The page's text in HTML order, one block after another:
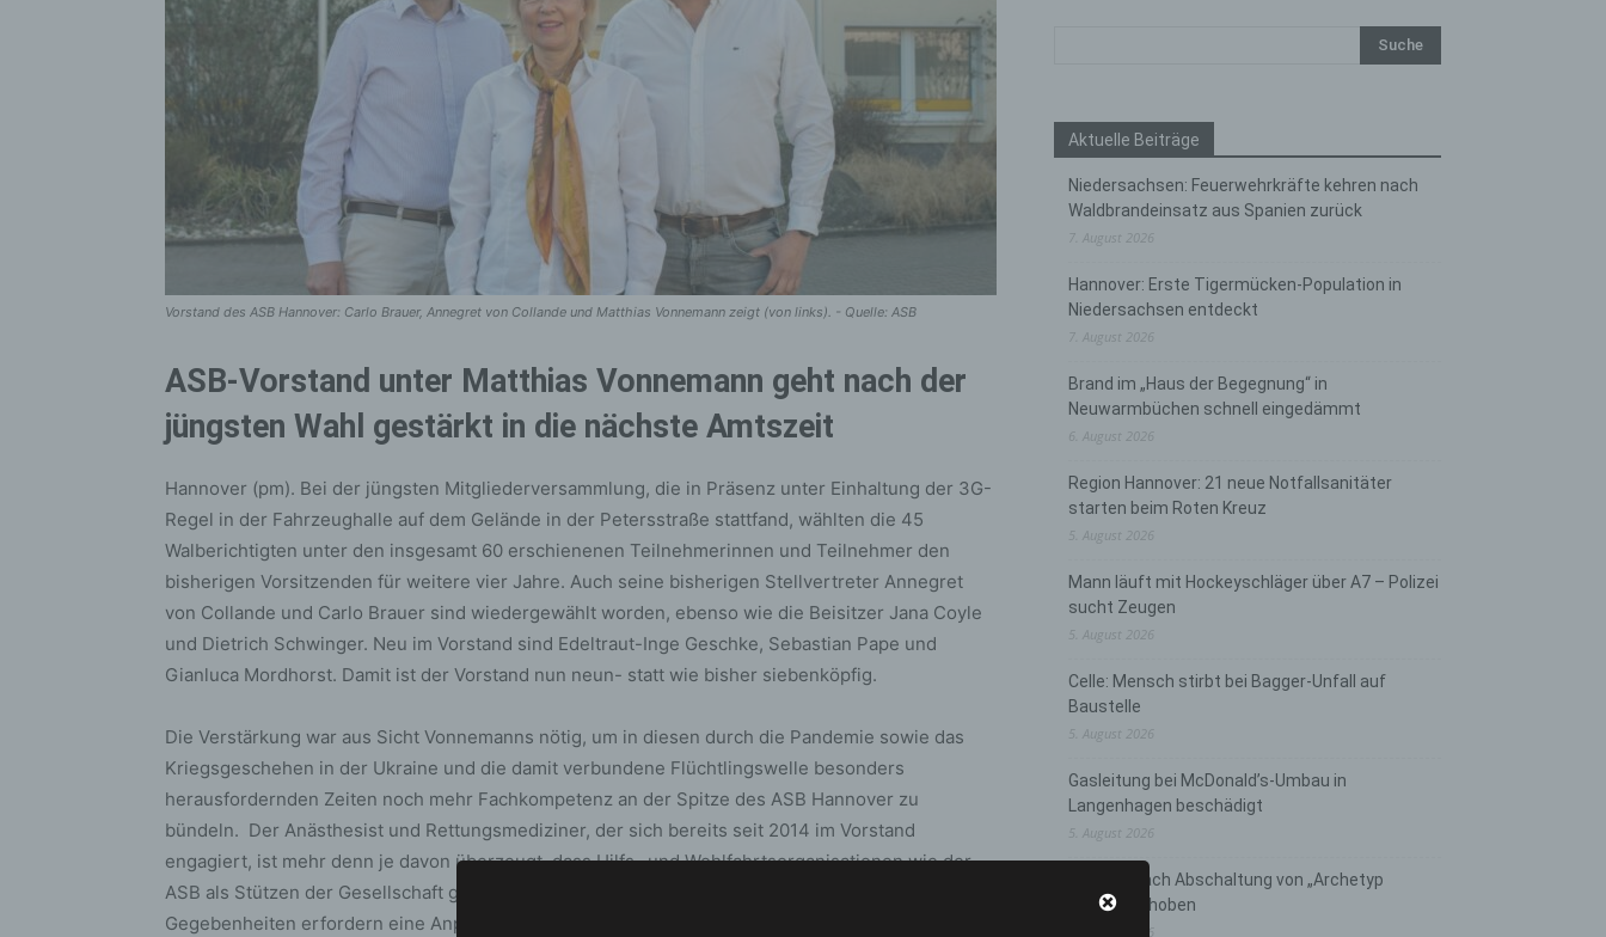
Vorstand des ASB Hannover: Carlo Brauer, Annegret von Collande und Matthias Vonnemann zeigt (von links). - Quelle: ASB
ASB-Vorstand unter Matthias Vonnemann geht nach der
jüngsten Wahl gestärkt in die nächste Amtszeit
Hannover (pm). Bei der jüngsten Mitgliederversammlung, die in Präsenz unter Einhaltung der 3G-
Regel in der Fahrzeughalle auf dem Gelände in der Petersstraße stattfand, wählten die 45
Walberichtigten unter den insgesamt 60 erschienenen Teilnehmerinnen und Teilnehmer den
bisherigen Vorsitzenden für weitere vier Jahre. Auch seine bisherigen Stellvertreter Annegret
von Collande und Carlo Brauer sind wiedergewählt worden, ebenso wie die Beisitzer Jana Coyle
und Dietrich Schwinger. Neu im Vorstand sind Edeltraut-Inge Geschke, Sebastian Pape und
Gianluca Mordhorst. Damit ist der Vorstand nun neun- statt wie bisher siebenköpfig.
Die Verstärkung war aus Sicht Vonnemanns nötig, um in diesen durch die Pandemie sowie das
Kriegsgeschehen in der Ukraine und die damit verbundene Flüchtlingswelle besonders
herausfordernden Zeiten noch mehr Fachkompetenz an der Spitze des ASB Hannover zu
bündeln. Der Anästhesist und Rettungsmediziner, der sich bereits seit 2014 im Vorstand
engagiert, ist mehr denn je davon überzeugt, dass Hilfs- und Wohlfahrtsorganisationen wie der
ASB als Stützen der Gesellschaft gebraucht werden: „Die politischen und pandemischen
Gegebenheiten erfordern eine Anpassung und Optimierung des Bevölkerungs- und
Aktuelle Beiträge
Niedersachsen: Feuerwehrkräfte kehren nach
Waldbrandeinsatz aus Spanien zurück
7. August 2026
Hannover: Erste Tigermücken-Population in
Niedersachsen entdeckt
7. August 2026
Brand im „Haus der Begegnung“ in
Neuwarmbüchen schnell eingedämmt
6. August 2026
Region Hannover: 21 neue Notfallsanitäter
starten beim Roten Kreuz
5. August 2026
Mann läuft mit Hockeyschläger über A7 – Polizei
sucht Zeugen
5. August 2026
Celle: Mensch stirbt bei Bagger-Unfall auf
Baustelle
5. August 2026
Gasleitung bei McDonald’s-Umbau in
Langenhagen beschädigt
5. August 2026
Anklage nach Abschaltung von „Archetyp
Market“ erhoben